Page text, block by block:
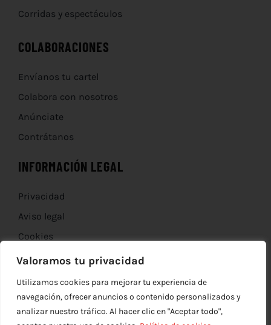
Valoramos tu privacidad
Utilizamos cookies para mejorar tu experiencia de
navegación, ofrecer anuncios o contenido personalizados y
analizar nuestro tráfico. Al hacer clic en "Aceptar todo",
Corridas y espectáculos
COLABORACIONES
Envíanos tu cartel
Colabora con nosotros
Anúnciate
Contrátanos
INFORMACIÓN LEGAL
Privacidad
Aviso legal
Cookies
Devoluciones